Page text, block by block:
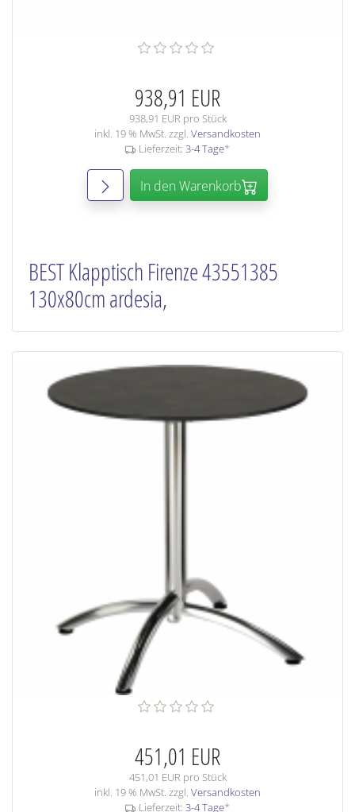
938,91 EUR
938,91 EUR pro Stück
inkl. 19 % MwSt. zzgl. Versandkosten
Lieferzeit: 3-4 Tage*
In den Warenkorb
BEST Klapptisch Firenze 43551385
130x80cm ardesia,
451,01 EUR
451,01 EUR pro Stück
inkl. 19 % MwSt. zzgl. Versandkosten
Lieferzeit: 3-4 Tage*